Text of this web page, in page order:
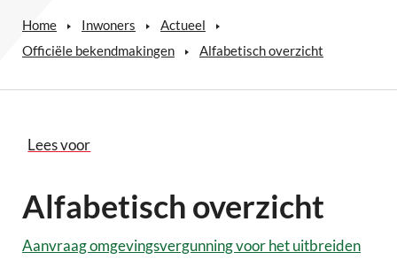
Home Inwoners
Actueel
Officiële bekendmakingen
Alfabetisch overzicht
Lees voor
Alfabetisch overzicht
Aanvraag omgevingsvergunning voor het uitbreiden